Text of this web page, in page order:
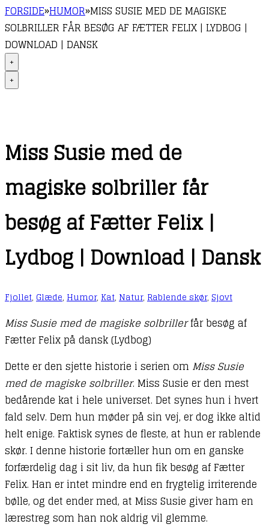
FORSIDE»HUMOR»MISS SUSIE MED DE MAGISKE
SOLBRILLER FÅR BESØG AF FÆTTER FELIX | LYDBOG |
DOWNLOAD | DANSK
+
+
Miss Susie med de
magiske solbriller får
besøg af Fætter Felix |
Lydbog | Download | Dansk
Fjollet, Glæde, Humor, Kat, Natur, Rablende skør, Sjovt
Miss Susie med de magiske solbrillerfår besøg af
Fætter Felix på dansk (Lydbog)
Dette er den sjette historie i serien om Miss Susie
med de magiske solbriller. Miss Susie er den mest
bedårende kat i hele universet. Det synes hun i hvert
fald selv. Dem hun møder på sin vej, er dog ikke altid
helt enige. Faktisk synes de fleste, at hun er rablende
skør. I denne historie fortæller hun om en ganske
forfærdelig dag i sit liv, da hun fik besøg af Fætter
Felix. Han er intet mindre end en frygtelig irriterende
bølle, og det ender med, at Miss Susie giver ham en
lærestreg som han nok aldrig vil glemme.